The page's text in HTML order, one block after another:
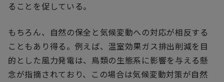
ることを促している。
もちろん、自然の保全と気候変動への対応が相反する
こともあり得る。例えば、温室効果ガス排出削減を目
的とした風力発電は、鳥類の生態系に影響を与える懸
念が指摘されており、この場合は気候変動対策が自然